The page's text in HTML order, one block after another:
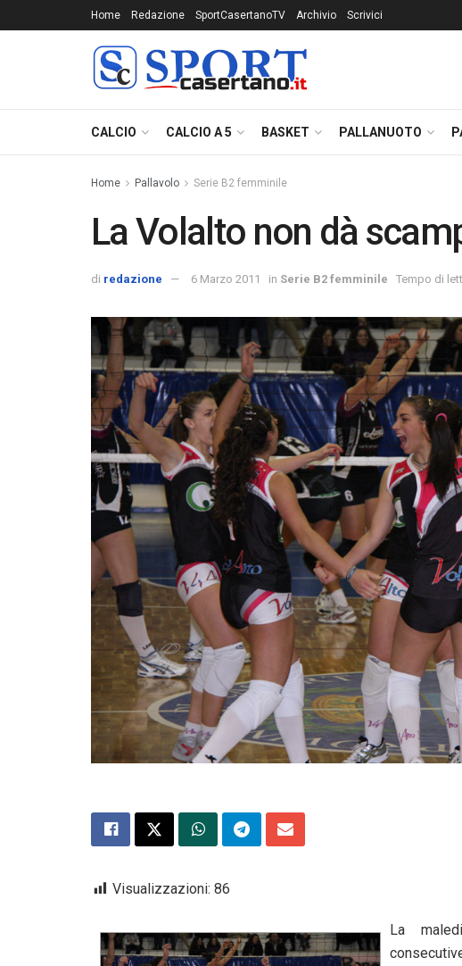
Home Redazione SportCasertanoTV Archivio Scrivici
CALCIO CALCIO A 5 BASKET PALLANUOTO
Home Pallavolo Serie B2 femminile
La Volalto non dà
di redazione 6 Marzo 2011 in Serie B2 femminile Tempo di
Visualizzazioni: 86
La